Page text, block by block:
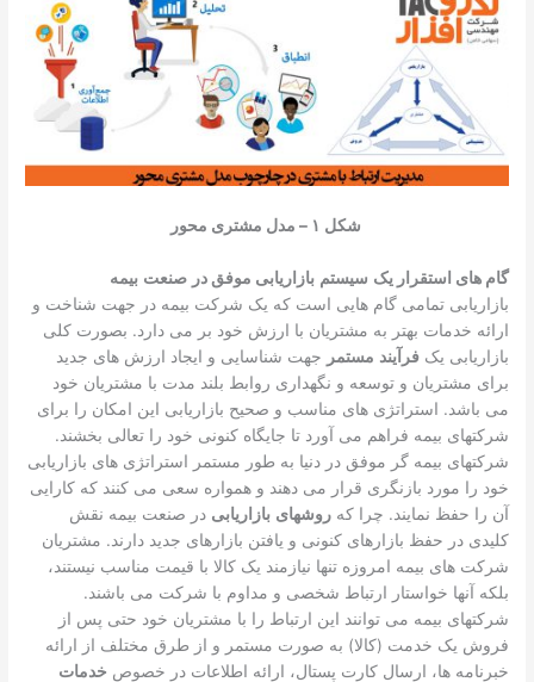
شکل ۱ – مدل مشتری محور
گام های استقرار یک سیستم بازاریابی موفق در صنعت بیمه
بازاریابی تمامی گام هایی است که یک شرکت بیمه در جهت شناخت و
ارائه خدمات بهتر به مشتریان با ارزش خود بر می دارد. بصورت کلی
بازاریابی یکفرآیند مستمر جهت شناسایی و ایجاد ارزش های جدید
برای مشتریان و توسعه و نگهداری روابط بلند مدت با مشتریان خود
می باشد. استراتژی های مناسب و صحیح بازاریابی این امکان را برای
شرکتهای بیمه فراهم می آورد تا جایگاه کنونی خود را تعالی بخشند.
شرکتهای بیمه گر موفق در دنیا به طور مستمر استراتژی های بازاریابی
خود را مورد بازنگری قرار می دهند و همواره سعی می کنند که کارایی
آن را حفظ نمایند. چرا کهروشهای بازاریابی در صنعت بیمه نقش
کلیدی در حفظ بازارهای کنونی و یافتن بازارهای جدید دارند. مشتریان
شرکت های بیمه امروزه تنها نیازمند یک کالا با قیمت مناسب نیستند،
بلکه آنها خواستار ارتباط شخصی و مداوم با شرکت می باشند.
شرکتهای بیمه می توانند این ارتباط را با مشتریان خود حتی پس از
فروش یک خدمت (کالا) به صورت مستمر و از طرق مختلف از ارائه
خبرنامه ها، ارسال کارت پستال، ارائه اطلاعات در خصوص خدمات